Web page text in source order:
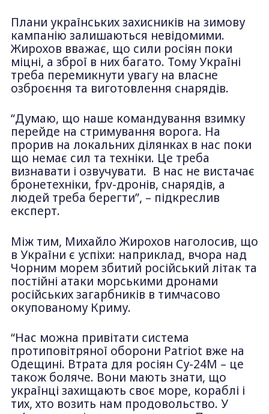
Плани українських захисників на зимову
кампанію залишаються невідомими.
Жирохов вважає, що сили росіян поки
міцні, а зброї в них багато. Тому Україні
треба перемикнути увагу на власне
озброєння та виготовлення снарядів.
“Думаю, що наше командування взимку
перейде на стримування ворога. На
прорив на локальних ділянках в нас поки
що немає сил та техніки. Це треба
визнавати і озвучувати. В нас не вистачає
бронетехніки, fpv-дронів, снарядів, а
людей треба берегти”, – підкреслив
експерт.
Між тим, Михайло Жирохов наголосив, що
в України є успіхи: наприклад, вчора над
Чорним морем збитий російський літак та
постійні атаки морськими дронами
російських загарбників в тимчасово
окупованому Криму.
“Нас можна привітати система
протиповітряної оборони Patriot вже на
Одещині. Втрата для росіян Су-24М – це
також боляче. Вони мають знати, що
українці захищають своє море, кораблі і
тих, хто возить нам продовольство. У